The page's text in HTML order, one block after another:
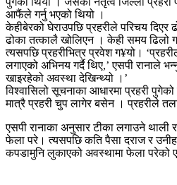
आफैंले गर्नु भएको थियो ।
केहीबेरको घेराउपछि प्रहरीले परिचय
ढोका तत्कालै खोलिएन । केही समय ढिलो
त्यसपछि प्रहरीभित्र प्रवेश ग¥यो।
लगाएको अभिनय गर्दै थिए,’ एसपी रानाले
खाइरहेको अवस्था देखिन्थ्यो ।’
विश्वासिलो सूचनाका आधारमा प्रहरी
मात्रै प्रहरी चुप लागेर बसेन । प्रहरीले
एसपी रानाका अनुसार टीका लगाउने थाली
फेला परे। त्यसपछि कति पैसा दराज र
कपडामुनि लुकाएको अवस्थामा फेला परेको